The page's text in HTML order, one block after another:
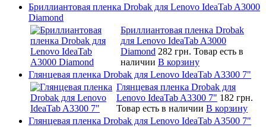
Бриллиантовая пленка Drobak для Lenovo IdeaTab A3000
Diamond
Бриллиантовая пленка Drobak
для Lenovo IdeaTab A3000
Diamond 282 грн. Товар есть в
наличии В корзину
Глянцевая пленка Drobak для Lenovo IdeaTab A3300 7"
Глянцевая пленка Drobak для
Lenovo IdeaTab A3300 7" 182 грн.
Товар есть в наличии В корзину
Глянцевая пленка Drobak для Lenovo IdeaTab A3500 7"